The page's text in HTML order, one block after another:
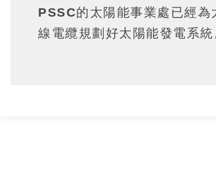
PSSC的太陽能事業處已經為
線電纜規劃好太陽能發電系統